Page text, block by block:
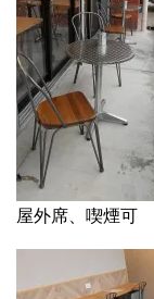
屋外席、喫煙可